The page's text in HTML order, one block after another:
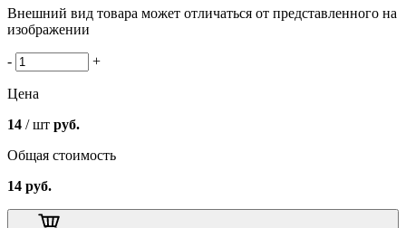
Внешний вид товара может отличаться от представленного на
изображении
- +
Цена
14 / шт руб.
Общая стоимость
14 руб.